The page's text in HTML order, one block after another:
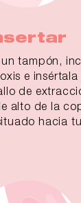
tampón,
e
de
alto de la
hacia